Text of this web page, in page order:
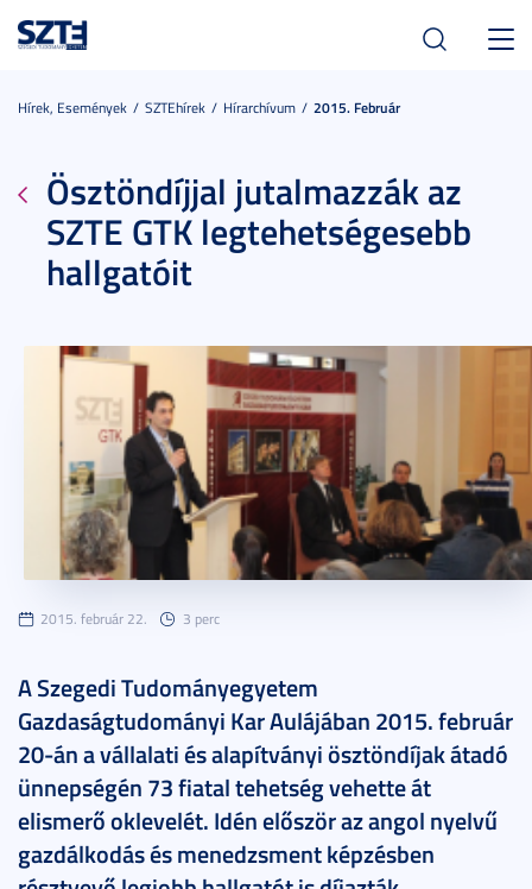
Hírek, Események SZTEhírek Hírarchívum 2015. Február
Ösztöndíjjal jutalmazzák az
SZTE GTK legtehetségesebb
hallgatóit
2015. február 22. 3 perc
A Szegedi Tudományegyetem
Gazdaságtudományi Kar Aulájában 2015. február
20-án a vállalati és alapítványi ösztöndíjak átadó
ünnepségén 73 fiatal tehetség vehette át
elismerő oklevelét. Idén először az angol nyelvű
gazdálkodás és menedzsment képzésben